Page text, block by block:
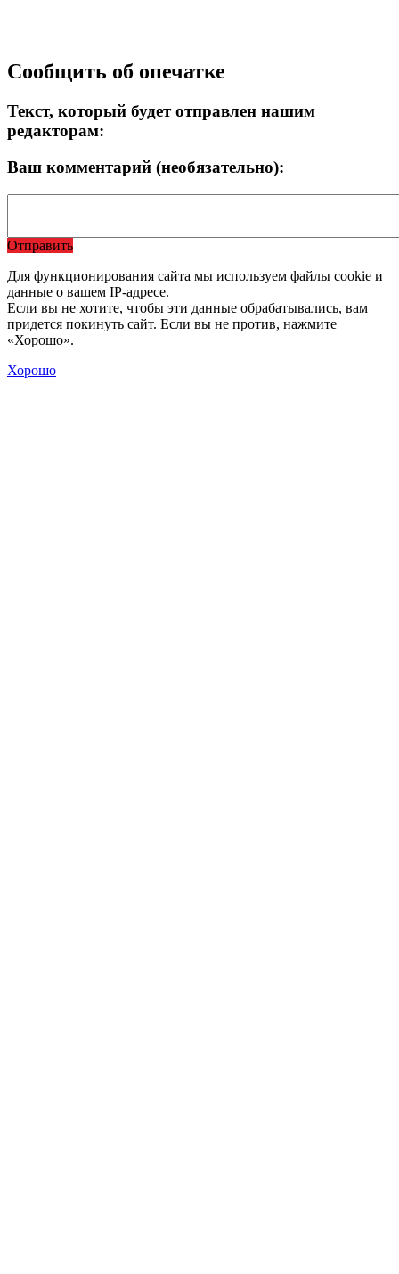
Сообщить об опечатке
Текст, который будет отправлен нашим
редакторам:
Ваш комментарий (необязательно):
Отправить
Для функционирования сайта мы используем файлы cookie и
данные о вашем IP-адресе.
Если вы не хотите, чтобы эти данные обрабатывались, вам
придется покинуть сайт. Если вы не против, нажмите
«Хорошо».
Хорошо